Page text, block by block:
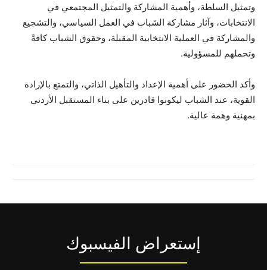
وتمثيل السلطة، وأهمية المشاركة والتمثيل المجتمعي في
الانتخابات، وآثار مشاركة الشباب في العمل السياسي، والتشجيع
والمشاركة في العملية الانتخابية المقبلة، وحقوق الشباب كافةً
وتحملهم للمسؤولية.
وأكد الحضور على أهمية الإعداد والتأهيل الذاتي، والتمتع بالإرادة
القوية، عند الشباب ليكونوا قادرين على بناء المستقبل الأردني
بمهنية وهمة عالية.
إستعراض الفيسبوك